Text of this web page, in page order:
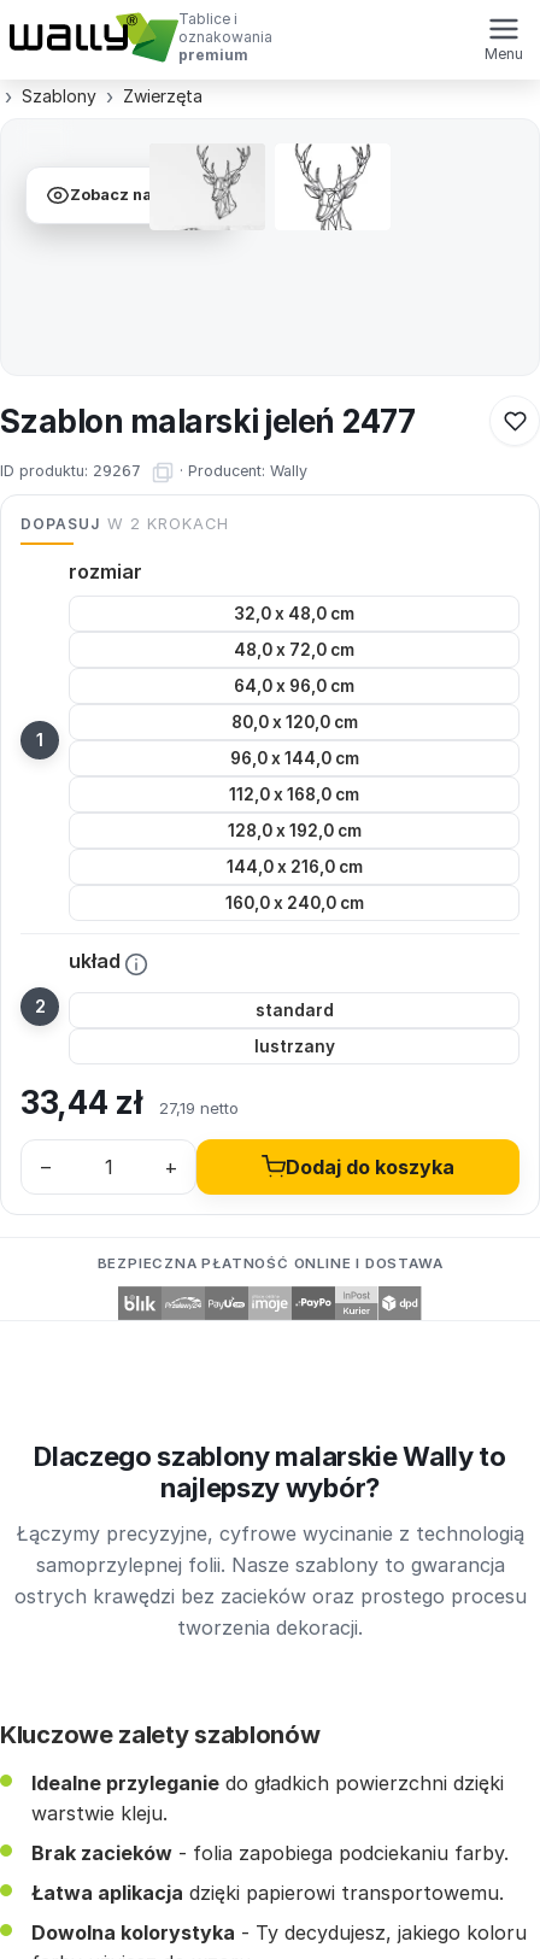
Tablice i
oznakowania
premium
Menu
Szablony Zwierzęta
Zobacz na ścianie
Szablon malarski jeleń 2477
ID produktu: 29267 · Producent: Wally
DOPASUJ W 2 KROKACH
rozmiar
32,0 x 48,0 cm
48,0 x 72,0 cm
64,0 x 96,0 cm
80,0 x 120,0 cm
96,0 x 144,0 cm
112,0 x 168,0 cm
128,0 x 192,0 cm
144,0 x 216,0 cm
160,0 x 240,0 cm
układ
standard
lustrzany
33,44 zł 27,19 netto
– + Dodaj do koszyka
BEZPIECZNA PŁATNOŚĆ ONLINE I DOSTAWA
Dlaczego szablony malarskie Wally to
najlepszy wybór?
Łączymy precyzyjne, cyfrowe wycinanie z technologią
samoprzylepnej folii. Nasze szablony to gwarancja
ostrych krawędzi bez zacieków oraz prostego procesu
tworzenia dekoracji.
Kluczowe zalety szablonów
Idealne przyleganie do gładkich powierzchni dzięki
warstwie kleju.
Brak zacieków - folia zapobiega podciekaniu farby.
Łatwa aplikacja dzięki papierowi transportowemu.
Dowolna kolorystyka - Ty decydujesz, jakiego koloru